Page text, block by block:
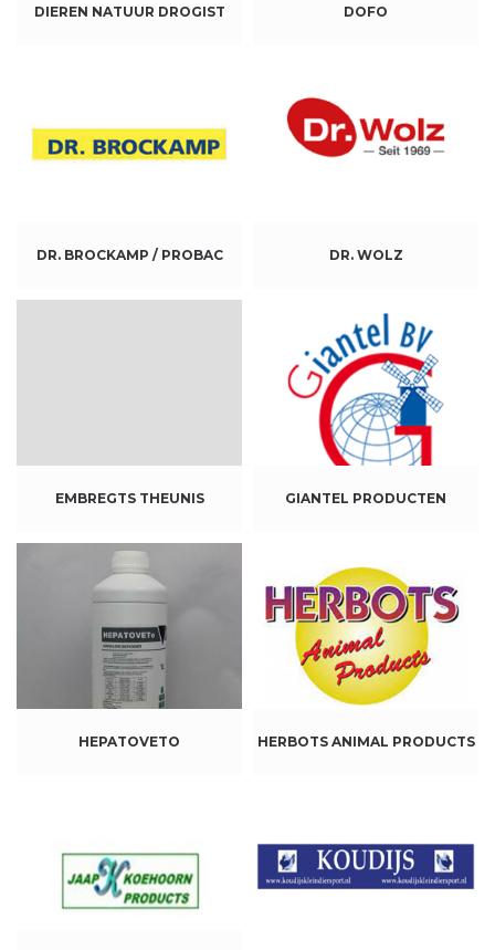
DIEREN NATUUR DROGIST DOFO
DR. BROCKAMP / PROBAC DR. WOLZ
EMBREGTS THEUNIS GIANTEL PRODUCTEN
HEPATOVETO HERBOTS ANIMAL PRODUCTS